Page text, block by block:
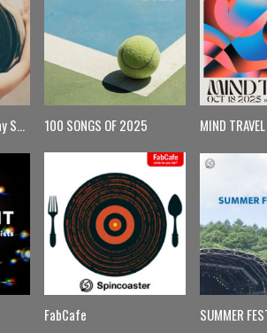
【月曜更新】Monday Spin 100 SONGS OF 2025
FabCafe
MIND TRAVEL
SUMMER